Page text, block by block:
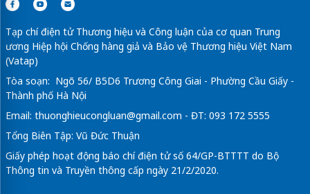
Tạp chí điện tử Thương hiệu và Công luận của cơ quan Trung
ương Hiệp hội Chống hàng giả và Bảo vệ Thương hiệu Việt Nam
(Vatap)
Tòa soạn: Ngõ 56/ B5D6 Trương Công Giai - Phường Cầu Giấy -
Thành phố Hà Nội
Email: thuonghieucongluan@gmail.com - ĐT: 093 172 5555
Tổng Biên Tập: Vũ Đức Thuận
Giấy phép hoạt động báo chí điện tử số 64/GP-BTTTT do Bộ
Thông tin và Truyền thông cấp ngày 21/2/2020.